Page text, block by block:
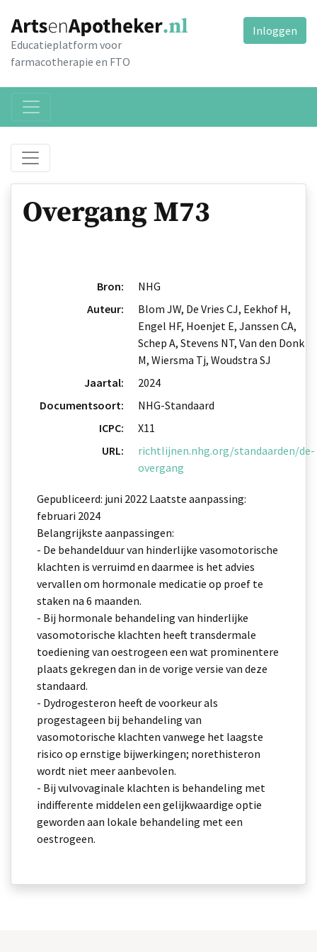
Educatieplatform voor
farmacotherapie en FTO
Inloggen
Overgang M73
Bron:
NHG
Auteur:
Blom JW, De Vries CJ, Eekhof H,
Engel HF, Hoenjet E, Janssen CA,
Schep A, Stevens NT, Van den Donk
M, Wiersma Tj, Woudstra SJ
Jaartal:
2024
Documentsoort:
NHG-Standaard
ICPC:
X11
URL:
richtlijnen.nhg.org/standaarden/de-
overgang
Gepubliceerd: juni 2022 Laatste aanpassing:
februari 2024
Belangrijkste aanpassingen:
- De behandelduur van hinderlijke vasomotorische
klachten is verruimd en daarmee is het advies
vervallen om hormonale medicatie op proef te
staken na 6 maanden.
- Bij hormonale behandeling van hinderlijke
vasomotorische klachten heeft transdermale
toediening van oestrogeen een wat prominentere
plaats gekregen dan in de vorige versie van deze
standaard.
- Dydrogesteron heeft de voorkeur als
progestageen bij behandeling van
vasomotorische klachten vanwege het laagste
risico op ernstige bijwerkingen; norethisteron
wordt niet meer aanbevolen.
- Bij vulvovaginale klachten is behandeling met
indifferente middelen een gelijkwaardige optie
geworden aan lokale behandeling met een
oestrogeen.